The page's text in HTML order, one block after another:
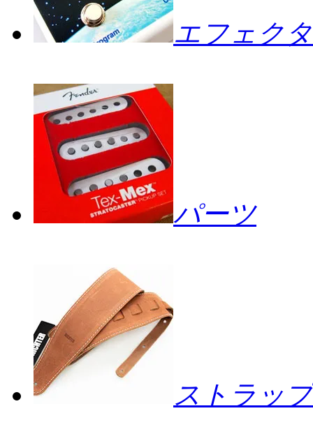
エフェク
パーツ
ストラップ